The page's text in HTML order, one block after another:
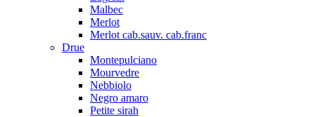
Malbec
Merlot
Merlot cab.sauv. cab.franc
Drue
Montepulciano
Mourvedre
Nebbiolo
Negro amaro
Petite sirah